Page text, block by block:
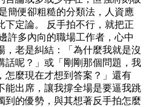
簡便卻粗糙的分類法，人資應
下定論。 反手拍不行，就把正
許多內向的職場工作者，心中
，老是糾結：「為什麼我就是沒
話呢？」或「剛剛那個問題，我
怎麼現在才想到答案？」還有
能出席，讓我撐全場是要逼我跳
到的優勢，與其想著反手拍怎麼